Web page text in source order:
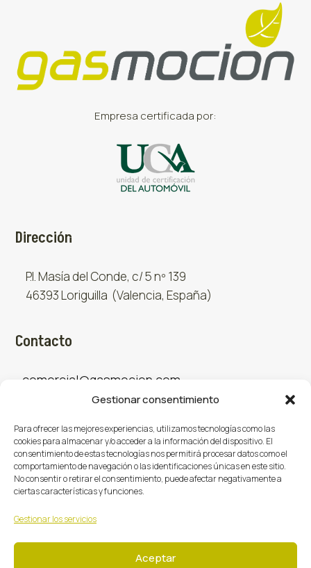
Gestionar consentimiento
Para ofrecer las mejores experiencias, utilizamos tecnologías como las
cookies para almacenar y/o acceder a la información del dispositivo. El
consentimiento de estas tecnologías nos permitirá procesar datos como el
comportamiento de navegación o las identificaciones únicas en este sitio.
No consentir o retirar el consentimiento, puede afectar negativamente a
ciertas características y funciones.
Gestionar los servicios
Aceptar
Empresa certificada por:
Dirección
P.I. Masía del Conde, c/ 5 nº 139
46393 Loriguilla (Valencia, España)
Contacto
comercial@gasmocion.com
Sociales